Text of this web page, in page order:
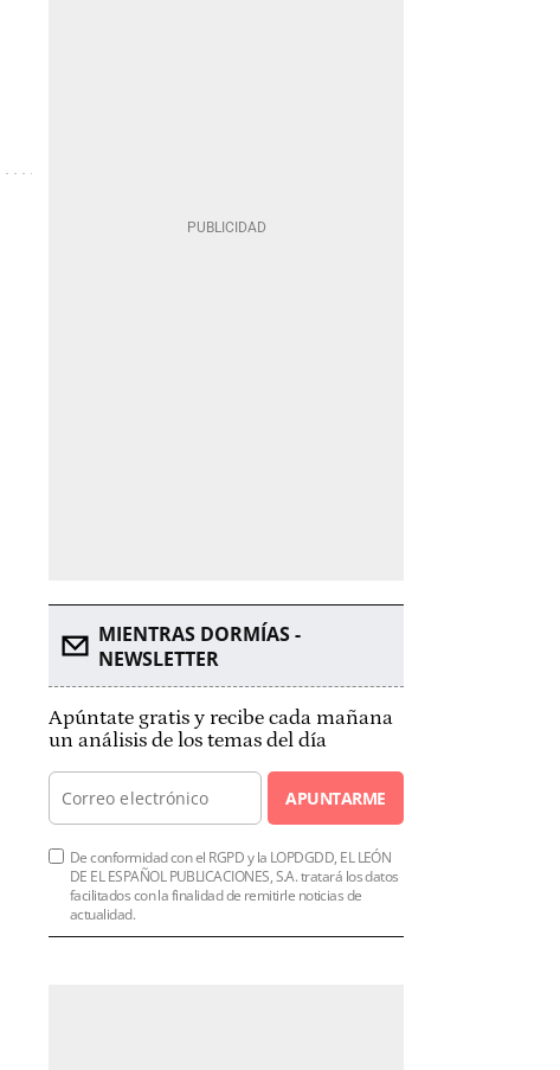
MIENTRAS DORMÍAS -
NEWSLETTER
Apúntate gratis y recibe cada mañana
un análisis de los temas del día
APUNTARME
De conformidad con el RGPD y la LOPDGDD, EL LEÓN
DE EL ESPAÑOL PUBLICACIONES, S.A. tratará los datos
facilitados con la finalidad de remitirle noticias de
actualidad.